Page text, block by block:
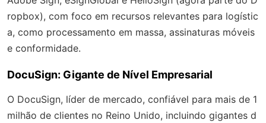
ropbox), com foco em recursos relevantes para logístic
a, como processamento em massa, assinaturas móveis
e conformidade.
DocuSign: Gigante de Nível Empresarial
O DocuSign, líder de mercado, confiável para mais de 1
milhão de clientes no Reino Unido, incluindo gigantes d